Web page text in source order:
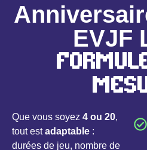
EVJF
Que vous soyez 4 ou 20,
tout estadaptable :
durées de jeu, nombre de